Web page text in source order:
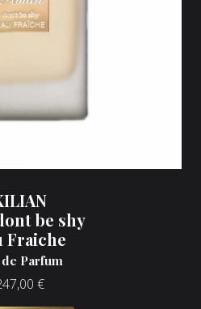
be shy
Fraiche
de Parfum
€